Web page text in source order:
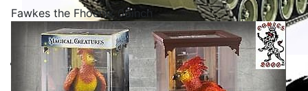
Fawkes the Fhoenix 06inch